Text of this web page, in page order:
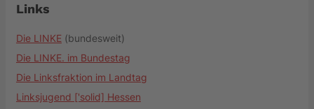
Links
Die LINKE (bundesweit)
Die LINKE. im Bundestag
Die Linksfraktion im Landtag
Linksjugend ['solid] Hessen